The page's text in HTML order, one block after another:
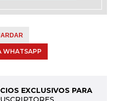
WHATSAPP
EXCLUSIVOS PARA